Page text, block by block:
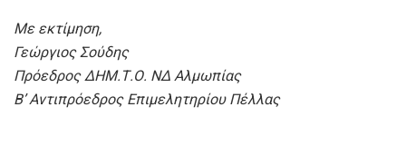
Με εκτίμηση,
Γεώργιος Σούδης
Πρόεδρος ΔΗΜ.Τ.Ο. ΝΔ Αλμωπίας
Β’ Αντιπρόεδρος Επιμελητηρίου Πέλλας